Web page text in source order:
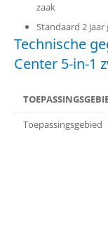
zaak
Standaard 2 jaar
Technische
Center 5-in-1
Toepassingsgebied